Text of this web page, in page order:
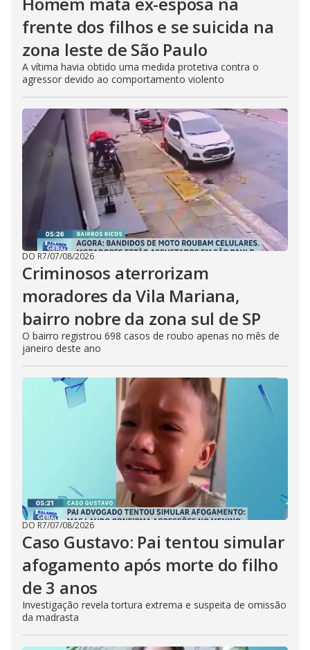
frente dos filhos e se suicida na
zona leste de São Paulo
A vítima havia obtido uma medida protetiva contra o
agressor devido ao comportamento violento
DO R7/07/08/2026
Criminosos aterrorizam
moradores da Vila Mariana,
bairro nobre da zona sul de SP
O bairro registrou 698 casos de roubo apenas no mês de
janeiro deste ano
DO R7/07/08/2026
Caso Gustavo: Pai tentou simular
afogamento após morte do filho
de 3 anos
Investigação revela tortura extrema e suspeita de omissão
da madrasta